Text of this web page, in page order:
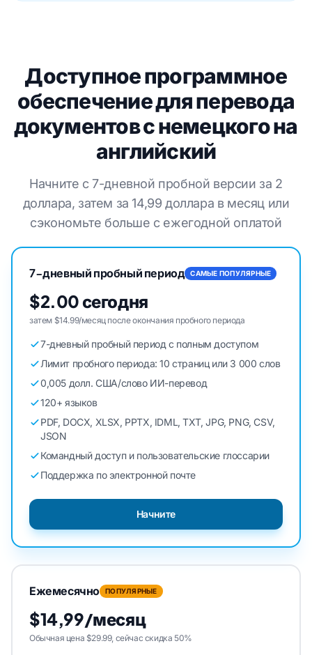
Доступное программное
обеспечение для перевода
документов с немецкого на
английский
Начните с 7-дневной пробной версии за 2
доллара, затем за 14,99 доллара в месяц или
сэкономьте больше с ежегодной оплатой
7-дневный пробный период САМЫЕ ПОПУЛЯРНЫЕ
$2.00 сегодня
затем $14.99/месяц после окончания пробного периода
7-дневный пробный период с полным доступом
Лимит пробного периода: 10 страниц или 3 000 слов
0,005 долл. США/слово ИИ-перевод
120+ языков
PDF, DOCX, XLSX, PPTX, IDML, TXT, JPG, PNG, CSV,
JSON
Командный доступ и пользовательские глоссарии
Поддержка по электронной почте
Начните
Ежемесячно ПОПУЛЯРНЫЕ
$14,99/месяц
Обычная цена $29.99, сейчас скидка 50%